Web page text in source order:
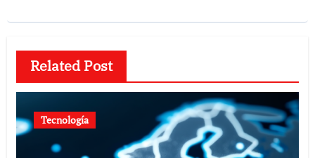
Related Post
Tecnología